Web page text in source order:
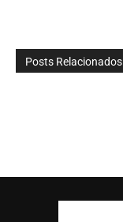
Posts Relacionados